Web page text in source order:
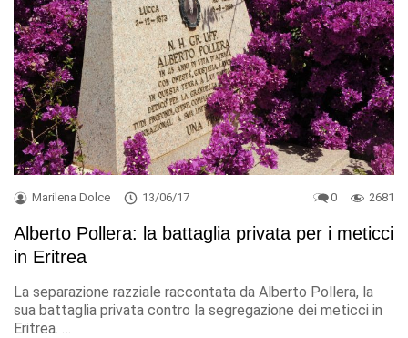
Marilena Dolce 13/06/17 0 2681
Alberto Pollera: la battaglia privata per i meticci
in Eritrea
La separazione razziale raccontata da Alberto Pollera, la
sua battaglia privata contro la segregazione dei meticci in
Eritrea. …